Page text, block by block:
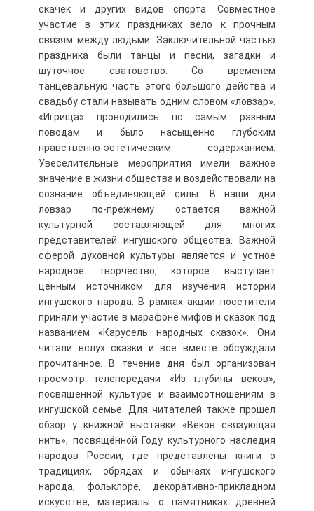
скачек и других видов спорта. Совместное
участие в этих праздниках вело к прочным
связям между людьми. Заключительной частью
праздника были танцы и песни, загадки и
шуточное сватовство. Со временем
танцевальную часть этого большого действа и
свадьбу стали называть одним словом «ловзар».
«Игрища» проводились по самым разным
поводам и было насыщенно глубоким
нравственно-эстетическим содержанием.
Увеселительные мероприятия имели важное
значение в жизни общества и воздействовали на
сознание объединяющей силы. В наши дни
ловзар по-прежнему остается важной
культурной составляющей для многих
представителей ингушского общества. Важной
сферой духовной культуры является и устное
народное творчество, которое выступает
ценным источником для изучения истории
ингушского народа. В рамках акции посетители
приняли участие в марафоне мифов и сказок под
названием «Карусель народных сказок». Они
читали вслух сказки и все вместе обсуждали
прочитанное. В течение дня был организован
просмотр телепередачи «Из глубины веков»,
посвященной культуре и взаимоотношениям в
ингушской семье. Для читателей также прошел
обзор у книжной выставки «Веков связующая
нить», посвящённой Году культурного наследия
народов России, где представлены книги о
традициях, обрядах и обычаях ингушского
народа, фольклоре, декоративно-прикладном
искусстве, материалы о памятниках древней